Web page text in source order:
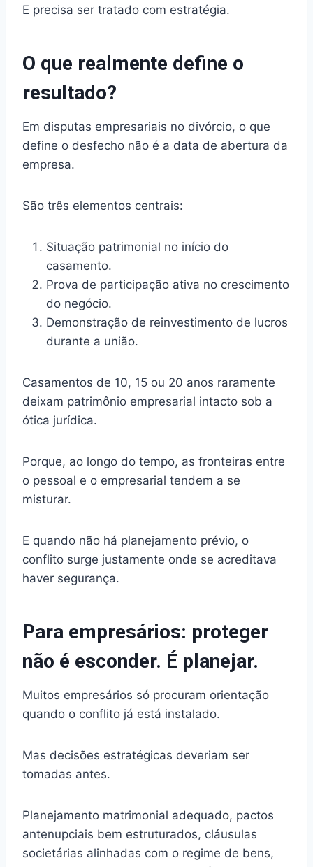
E precisa ser tratado com estratégia.
O que realmente define o
resultado?
Em disputas empresariais no divórcio, o que
define o desfecho não é a data de abertura da
empresa.
São três elementos centrais:
Situação patrimonial no início do
casamento.
Prova de participação ativa no crescimento
do negócio.
Demonstração de reinvestimento de lucros
durante a união.
Casamentos de 10, 15 ou 20 anos raramente
deixam patrimônio empresarial intacto sob a
ótica jurídica.
Porque, ao longo do tempo, as fronteiras entre
o pessoal e o empresarial tendem a se
misturar.
E quando não há planejamento prévio, o
conflito surge justamente onde se acreditava
haver segurança.
Para empresários: proteger
não é esconder. É planejar.
Muitos empresários só procuram orientação
quando o conflito já está instalado.
Mas decisões estratégicas deveriam ser
tomadas antes.
Planejamento matrimonial adequado, pactos
antenupciais bem estruturados, cláusulas
societárias alinhadas com o regime de bens,